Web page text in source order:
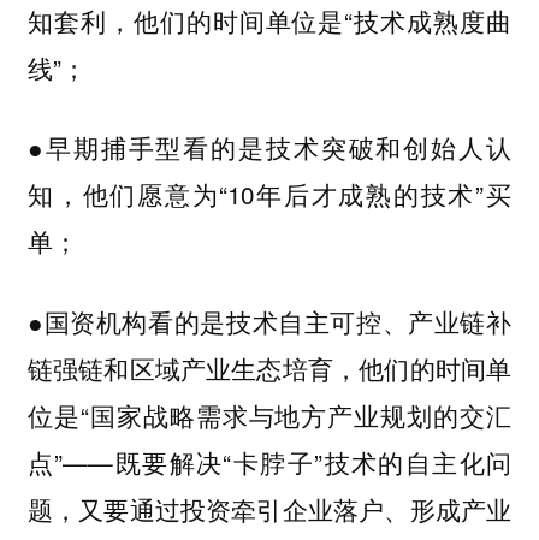
知套利，他们的时间单位是“技术成熟度曲
线”；
●早期捕手型看的是技术突破和创始人认
知，他们愿意为“10年后才成熟的技术”买
单；
●国资机构看的是技术自主可控、产业链补
链强链和区域产业生态培育，他们的时间单
位是“国家战略需求与地方产业规划的交汇
点”——既要解决“卡脖子”技术的自主化问
题，又要通过投资牵引企业落户、形成产业